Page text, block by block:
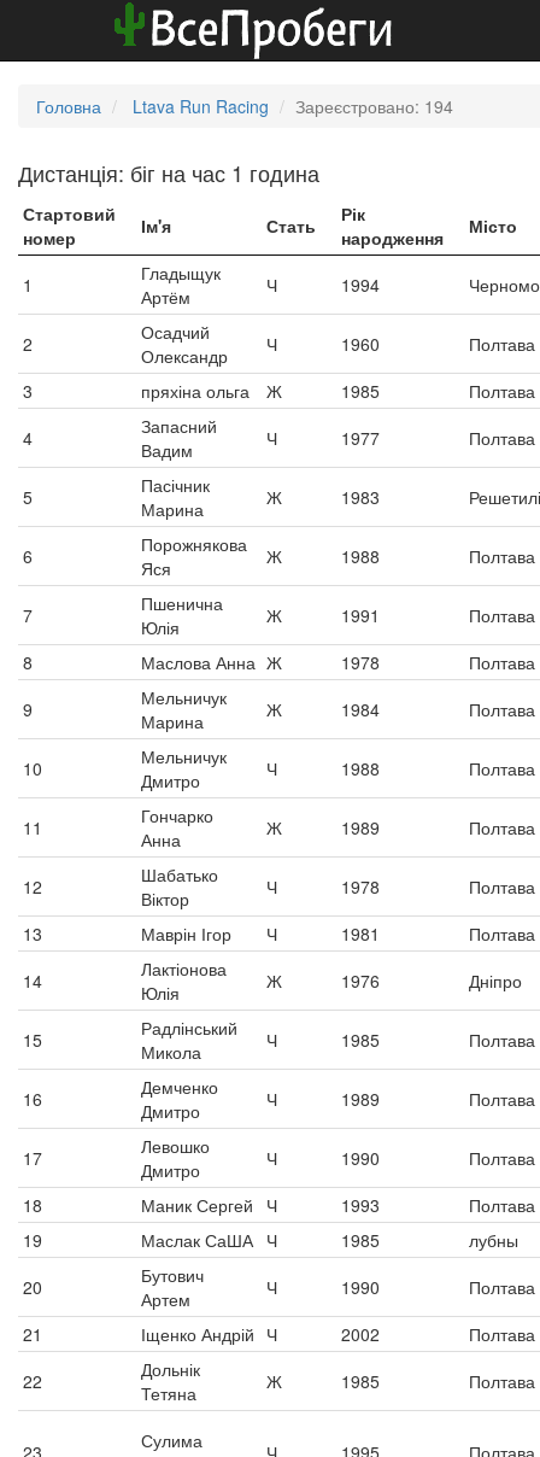
Головна Ltava Run Racing Зареєстровано: 194
Дистанція: біг на час 1 година
Стартовий
номер
Ім'я Стать
Рік
народження
Місто
1
Гладыщук
Артём
Ч 1994
2
Осадчий
Олександр
Ч 1960
Полтава
3
пряхіна ольга Ж 1985
Полтава
4
Запасний
Вадим
Ч 1977 Полтава
5
Пасічник
Марина
Ж 1983
6
Порожнякова
Яся
Ж 1988 Полтава
7
Пшенична
Юлія
Ж 1991
Полтава
8
Маслова Анна Ж 1978
Полтава
9
Мельничук
Марина
Ж 1984 Полтава
10
Мельничук
Дмитро
Ч 1988 Полтава
11
Гончарко
Анна
Ж 1989 Полтава
12
Шабатько
Віктор
Ч 1978
Полтава
13
Маврін Ігор Ч 1981
Полтава
14
Лактіонова
Юлія
Ж 1976 Дніпро
15
Радлінський
Микола
Ч 1985 Полтава
16
Демченко
Дмитро
Ч 1989 Полтава
17
Левошко
Дмитро
Ч 1990
Полтава
18
Маник Сергей Ч 1993
Полтава
19
Маслак СаША Ч 1985
лубны
20
Бутович
Артем
Ч 1990
Полтава
21
Іщенко Андрій Ч 2002
Полтава
22
Дольнік
Тетяна
Ж 1985 Полтава
23
Сулима
Ч 1995 Полтава